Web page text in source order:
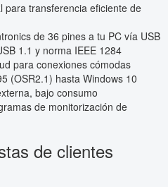
para transferencia eficiente de
de 36 pines a tu PC vía USB
1.1 y norma IEEE 1284
para conexiones cómodas
(OSR2.1) hasta Windows 10
bajo consumo
de monitorización de
de clientes